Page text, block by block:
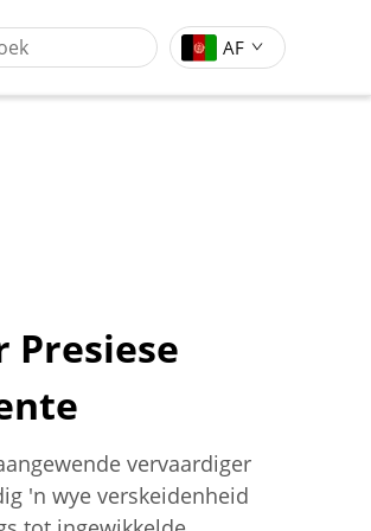
WerksentrumIndustrie
AF
Presiese
vervaardiger
'n wye verskeidenheid